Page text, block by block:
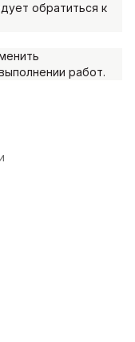
обратиться к
работ.